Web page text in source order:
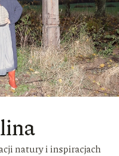
natury i inspiracjach